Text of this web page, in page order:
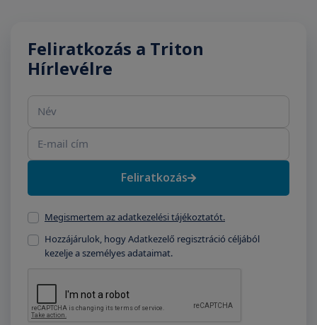
Feliratkozás a Triton
Hírlevélre
Név
E-mail cím
Feliratkozás
Megismertem az adatkezelési tájékoztatót.
Hozzájárulok, hogy Adatkezelő regisztráció céljából
kezelje a személyes adataimat.